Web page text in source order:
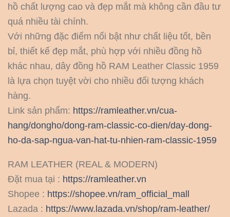
hồ chất lượng cao và đẹp mắt mà không cần đầu tư
quá nhiều tài chính.
Với những đặc điểm nổi bật như chất liệu tốt, bền
bỉ, thiết kế đẹp mắt, phù hợp với nhiều đồng hồ
khác nhau, dây đồng hồ RAM Leather Classic 1959
là lựa chọn tuyệt vời cho nhiều đối tượng khách
hàng.
Link sản phẩm: https://ramleather.vn/cua-
hang/dongho/dong-ram-classic-co-dien/day-dong-
ho-da-sap-ngua-van-hat-tu-nhien-ram-classic-1959
RAM LEATHER (REAL & MODERN)
Đặt mua tại : https://ramleather.vn
Shopee : https://shopee.vn/ram_official_mall
Lazada : https://www.lazada.vn/shop/ram-leather/